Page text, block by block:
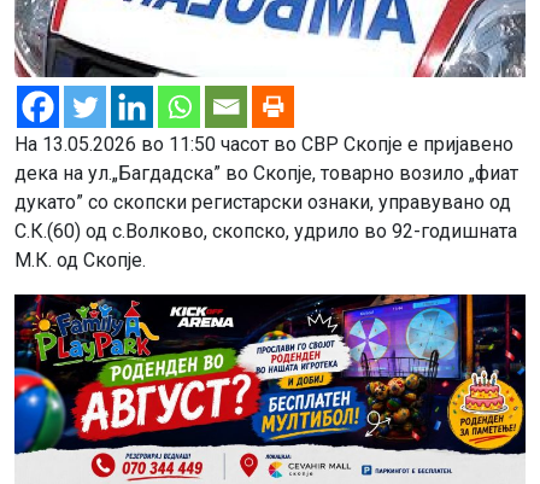
На 13.05.2026 во 11:50 часот во СВР Скопје e пријавено
дека на ул.„Багдадска” во Скопје, товарно возило „фиат
дукато” со скопски регистарски ознаки, управувано од
С.К.(60) од с.Волково, скопско, удрило во 92-годишната
М.К. од Скопје.